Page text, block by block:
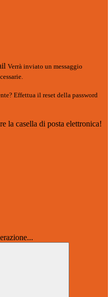
Verrà inviato un messaggio
Effettua il reset della password
la casella di posta elettronica!